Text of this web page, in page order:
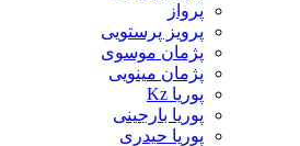
پرواز
پرویز پرستویی
پژمان موسوی
پژمان مینویی
پوریا Kz
پوریا بارجینی
پوریا حیدری